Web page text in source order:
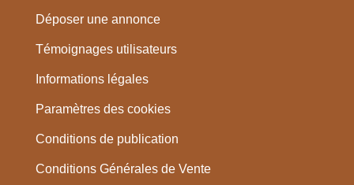
Déposer une annonce
Témoignages utilisateurs
Informations légales
Paramètres des cookies
Conditions de publication
Conditions Générales de Vente